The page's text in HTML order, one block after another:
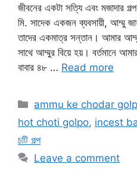
জীবনের একটা সত্যি এবং মজাদার
মি. সাদেক একজন ব্যবসায়ী, আম্মু
তাদের একমাত্র সন্তান। আমার
সাথে আম্মুর বিয়ে হয়। বর্তমানে
বাবার ৪৮ … Read more
Categories
ammu ke chodar
hot choti golpo, incest
চটি গল্প
Leave a comment